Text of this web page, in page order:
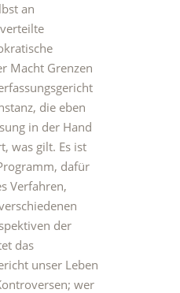
an
Macht Grenzen
die eben
in der Hand
was gilt. Es ist
dafür
Verfahren,
der
das
unser Leben
wer